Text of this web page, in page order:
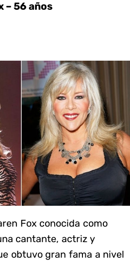
– 56 años
Fox conocida como
cantante, actriz y
obtuvo gran fama a nivel